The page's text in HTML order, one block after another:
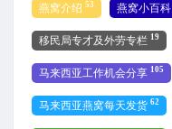
燕窝介绍 53 燕窝小百科
移民局专才及外劳专栏 19
马来西亚工作机会分享 105
马来西亚燕窝每天发货 62